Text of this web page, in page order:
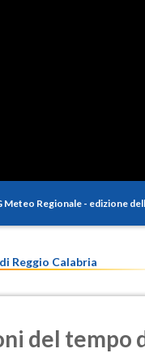
Meteo Regionale - edizione
Reggio Calabria
del tempo